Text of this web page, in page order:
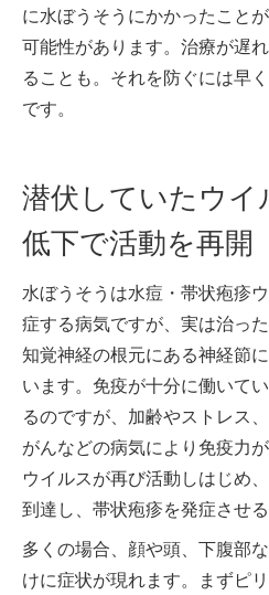
に水ぼうそうにかかったこと
可能性があります。治療が遅
ることも。それを防ぐには早
です。
潜伏していたウイ
低下で活動を再開
水ぼうそうは水痘・帯状疱疹
症する病気ですが、実は治っ
知覚神経の根元にある神経節
います。免疫が十分に働いて
るのですが、加齢やストレス
がんなどの病気により免疫力
ウイルスが再び活動しはじめ
到達し、帯状疱疹を発症させる
多くの場合、顔や頭、下腹部
けに症状が現れます。まずピ